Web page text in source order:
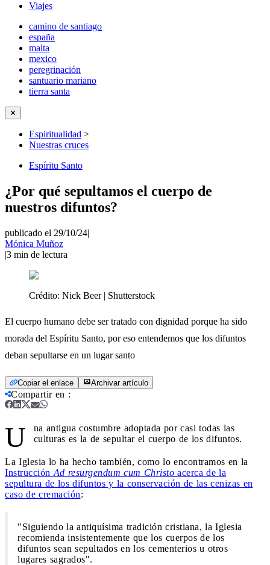
Viajes
camino de santiago
españa
malta
mexico
peregrinación
santuario mariano
tierra santa
✕
Espiritualidad >
Nuestras cruces
Espíritu Santo
¿Por qué sepultamos el cuerpo de
nuestros difuntos?
publicado el 29/10/24|
Mónica Muñoz
|3 min de lectura
Crédito: Nick Beer | Shutterstock
El cuerpo humano debe ser tratado con dignidad porque ha sido
morada del Espíritu Santo, por eso entendemos que los difuntos
deban sepultarse en un lugar santo
Copiar el enlace Archivar artículo
Compartir en :
U
na antigua costumbre adoptada por casi todas las
culturas es la de sepultar el cuerpo de los difuntos.
La Iglesia lo ha hecho también, como lo encontramos en la
Instrucción Ad resurgendum cum Christo acerca de la
sepultura de los difuntos y la conservación de las cenizas en
caso de cremación:
"Siguiendo la antiquísima tradición cristiana, la Iglesia
recomienda insistentemente que los cuerpos de los
difuntos sean sepultados en los cementerios u otros
lugares sagrados".